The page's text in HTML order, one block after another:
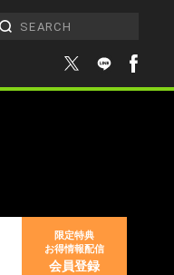
限定特典
お得情報配信
会員登録